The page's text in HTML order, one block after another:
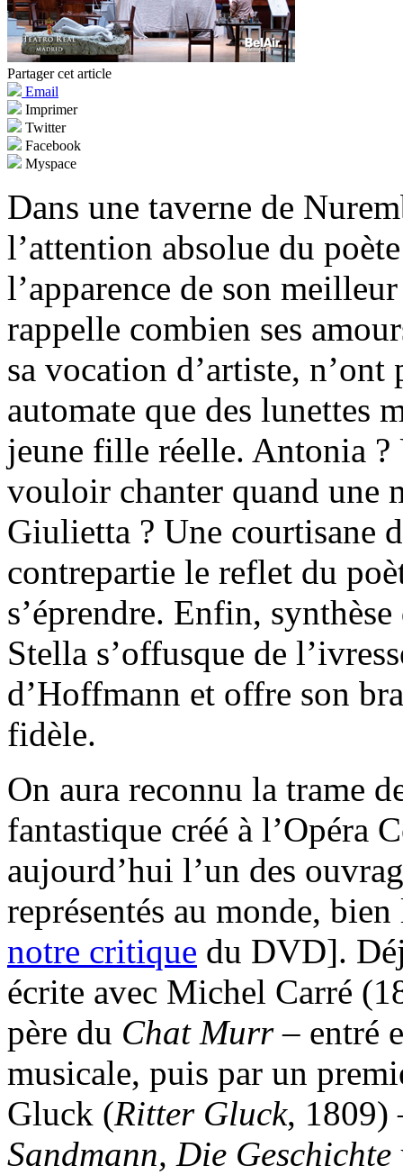
Partager cet article
Email
Imprimer
Twitter
Facebook
Myspace
Dans une taverne de
l’attention absolue du
l’apparence de son
rappelle combien ses
sa vocation d’artiste,
automate que des lunettes
jeune fille réelle. Antonia ?
vouloir chanter quand une
Giulietta ? Une courtisane
contrepartie le reflet du
s’éprendre. Enfin,
Stella s’offusque de
d’Hoffmann et offre son
fidèle.
On aura reconnu la trame
fantastique créé à l’Opéra
aujourd’hui l’un des
représentés au monde,
notre critique du DVD].
écrite avec Michel Carré
père du Chat Murr– entré
musicale, puis par un
Gluck (Ritter Gluck, 1809)
Sandmann, Die